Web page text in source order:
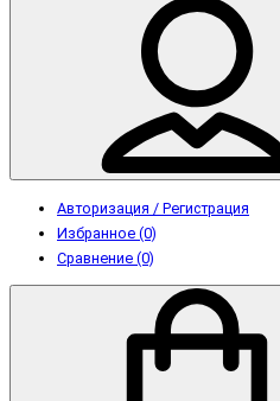
Авторизация / Регистрация
Избранное (0)
Сравнение (0)